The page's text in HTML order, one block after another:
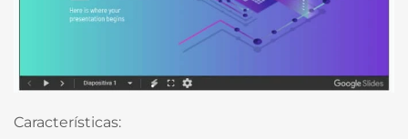
Características: